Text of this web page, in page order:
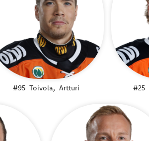
#95 Toivola, Artturi #25